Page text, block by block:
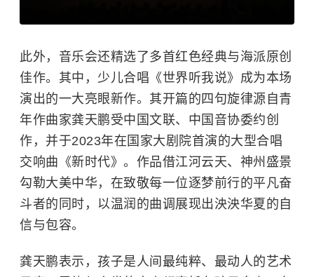
此外，音乐会还精选了多首红色经典与海派原创
佳作。其中，少儿合唱《世界听我说》成为本场
演出的一大亮眼新作。其开篇的四句旋律源自青
年作曲家龚天鹏受中国文联、中国音协委约创
作，并于2023年在国家大剧院首演的大型合唱
交响曲《新时代》。作品借江河云天、神州盛景
勾勒大美中华，在致敬每一位逐梦前行的平凡奋
斗者的同时，以温润的曲调展现出泱泱华夏的自
信与包容。
龚天鹏表示，孩子是人间最纯粹、最动人的艺术